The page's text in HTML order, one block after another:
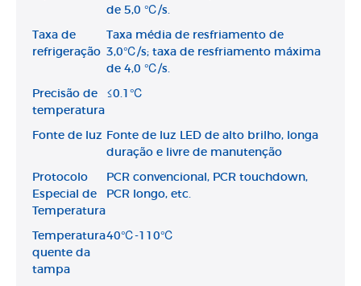
de 5,0 ℃/s.
Taxa de
refrigeração
Taxa média de resfriamento de
3,0℃/s; taxa de resfriamento máxima
de 4,0 ℃/s.
Precisão de
temperatura
≤0.1℃
Fonte de luz
Fonte de luz LED de alto brilho, longa
duração e livre de manutenção
Protocolo
Especial de
Temperatura
PCR convencional, PCR touchdown,
PCR longo, etc.
Temperatura
quente da
tampa
40℃-110℃